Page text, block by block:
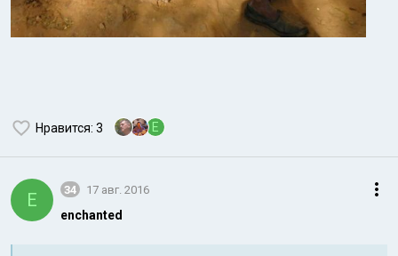
Нравится: 3 E
E 34 17 авг. 2016
enchanted